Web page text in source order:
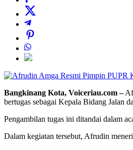
Bangkinang Kota, Voiceriau.com –
bertugas sebagai Kepala Bidang Jalan
Pengambilan tugas ini ditandai dalam
Dalam kegiatan tersebut, Afrudin